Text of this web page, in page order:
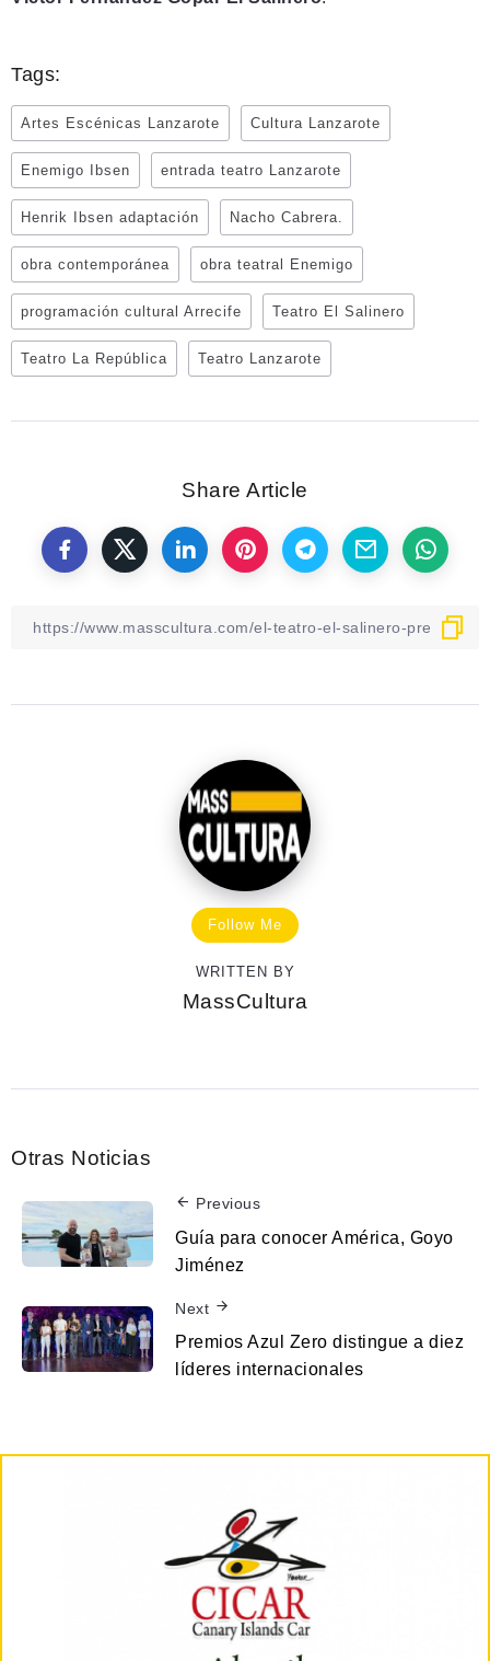
Tags:
Artes Escénicas Lanzarote Cultura Lanzarote
Enemigo Ibsen entrada teatro Lanzarote
Henrik Ibsen adaptación Nacho Cabrera.
obra contemporánea obra teatral Enemigo
programación cultural Arrecife Teatro El Salinero
Teatro La República Teatro Lanzarote
Share Article
Follow Me
WRITTEN BY
MassCultura
Otras Noticias
Previous
Guía para conocer América, Goyo
Jiménez
Next
Premios Azul Zero distingue a diez
líderes internacionales